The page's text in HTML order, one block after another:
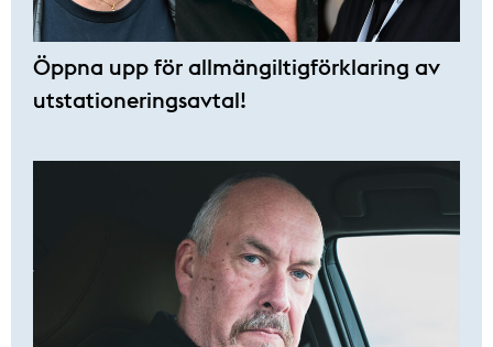
Öppna upp för allmängiltigförklaring av
utstationeringsavtal!